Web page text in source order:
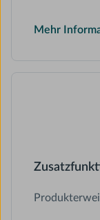
Mehr